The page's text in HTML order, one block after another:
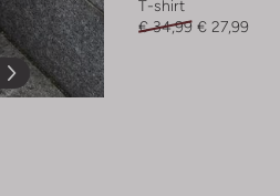
T-shirt
€ 34,99 € 27,99